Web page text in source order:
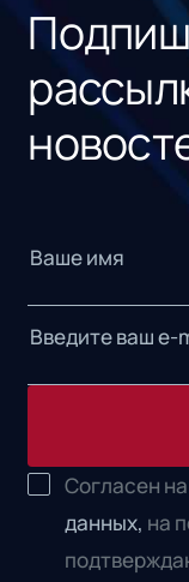
Согласен
данных, на